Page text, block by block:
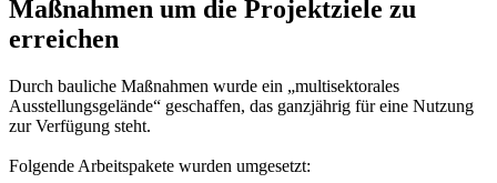
Maßnahmen um die Projektziele zu
erreichen
Durch bauliche Maßnahmen wurde ein „multisektorales
Ausstellungsgelände“ geschaffen, das ganzjährig für eine Nutzung
zur Verfügung steht.
Folgende Arbeitspakete wurden umgesetzt: